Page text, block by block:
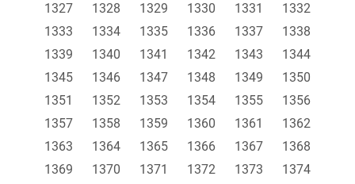
1327
1328 1329 1330 1331
1332
1333
1334 1335 1336 1337
1338
1339
1340 1341 1342 1343
1344
1345
1346 1347 1348 1349
1350
1351
1352 1353 1354 1355
1356
1357
1358 1359 1360 1361
1362
1363
1364 1365 1366 1367
1368
1369
1370 1371 1372 1373
1374